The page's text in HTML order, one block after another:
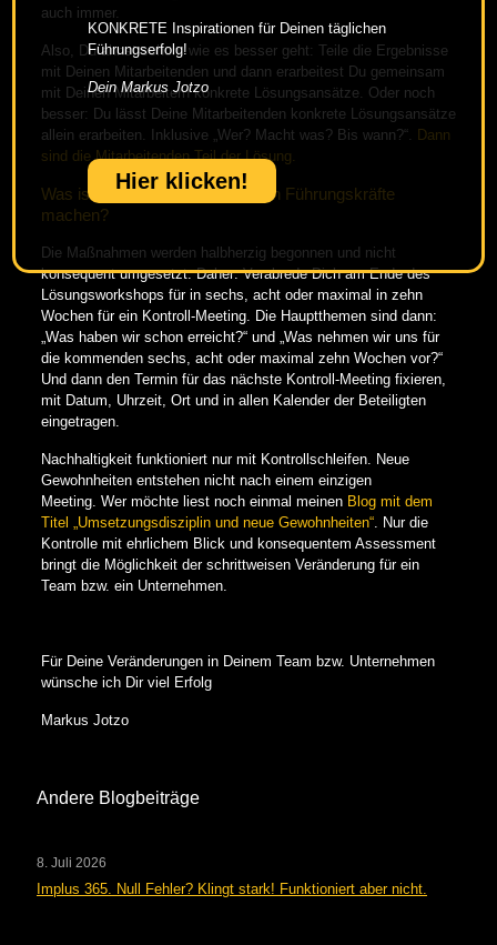
auch immer.
Also, Du ahnst schon, wie es besser geht: Teile die Ergebnisse
mit Deinen Mitarbeitenden und dann erarbeitest Du gemeinsam
mit Deinen Mitarbeitern konkrete Lösungsansätze. Oder noch
besser: Du lässt Deine Mitarbeitenden konkrete Lösungsansätze
allein erarbeiten. Inklusive „Wer? Macht was? Bis wann?“.
Dann
sind die Mitarbeitenden Teil der Lösung.
Was ist dann nächste Fehler, den Führungskräfte
machen?
Die Maßnahmen werden halbherzig begonnen und nicht
konsequent umgesetzt. Daher: Verabrede Dich am Ende des
Lösungsworkshops für in sechs, acht oder maximal in zehn
Wochen für ein Kontroll-Meeting. Die Hauptthemen sind dann:
„Was haben wir schon erreicht?“ und „Was nehmen wir uns für
die kommenden sechs, acht oder maximal zehn Wochen vor?“
Und dann den Termin für das nächste Kontroll-Meeting fixieren,
mit Datum, Uhrzeit, Ort und in allen Kalender der Beteiligten
eingetragen.
Nachhaltigkeit funktioniert nur mit Kontrollschleifen. Neue
Gewohnheiten entstehen nicht nach einem einzigen
Meeting. Wer möchte liest noch einmal meinen Blog mit dem
Titel „Umsetzungsdisziplin und neue Gewohnheiten“. Nur die
Kontrolle mit ehrlichem Blick und konsequentem Assessment
bringt die Möglichkeit der schrittweisen Veränderung für ein
Team bzw. ein Unternehmen.
Für Deine Veränderungen in Deinem Team bzw. Unternehmen
wünsche ich Dir viel Erfolg
Markus Jotzo
Andere Blogbeiträge
8. Juli 2026
Implus 365. Null Fehler? Klingt stark! Funktioniert aber nicht.
KONKRETE Inspirationen für Deinen täglichen
Führungserfolg!
Dein Markus Jotzo
Hier klicken!